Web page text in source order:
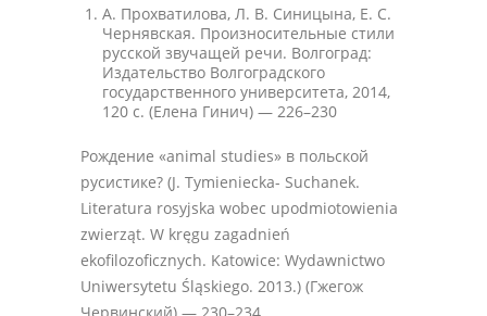
A. Прохватилова, Л. В. Синицына, Е. С.
Чернявская. Произносительные стили
русской звучащей речи. Волгоград:
Издательство Волгоградского
государственного университета, 2014,
120 с. (Елена Гинич) — 226–230
Рождение «animal studies» в польской
русистике? (J. Tymieniecka- Suchanek.
Literatura rosyjska wobec upodmiotowienia
zwierząt. W kręgu zagadnień
ekofilozoficznych. Katowice: Wydawnictwo
Uniwersytetu Śląskiego. 2013.) (Гжегож